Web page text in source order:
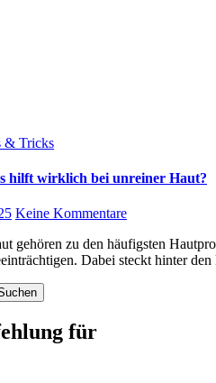
& Tricks
hilft wirklich bei unreiner Haut?
Keine Kommentare
Dabei steckt hinter
für